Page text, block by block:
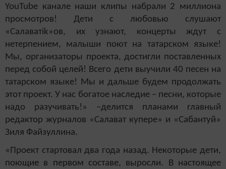
YouTube канале наши клипы набрали 2 миллиона
просмотров! Дети с любовью слушают
«Салаватіk»ов, их узнают, концерты ждут с
нетерпением, малыши поют на татарском языке!
Мы, организаторы проекта, достигли поставленных
перед собой целей! Всего дети выучили 40 песен на
татарском языке! Мы и дальше будем продолжать
этот проект. У нас богатое наследие – песни, которые
надо разучивать!» –делится планами главный
редактор журналов «Салават купере» и «Сабантуй»
Зиля Файзуллина.
«Проект стартовал два года назад. Некоторые дети,
поющие в первом составе, выросли. В настоящее